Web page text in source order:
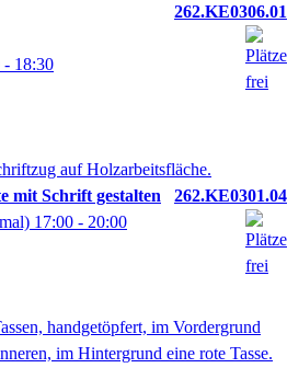
262.KE0306.01
- 18:30
mit Schrift gestalten
262.KE0301.04
17:00 - 20:00